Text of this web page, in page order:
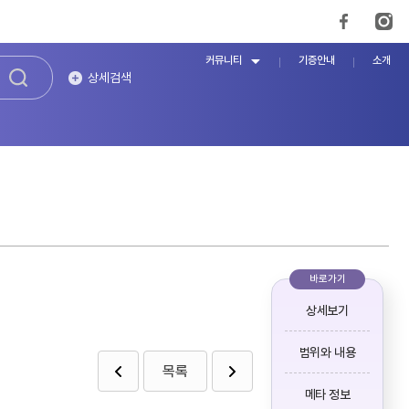
상세검색
커뮤니티 기증안내 소개
목록
바로가기
상세보기
범위와 내용
메타 정보